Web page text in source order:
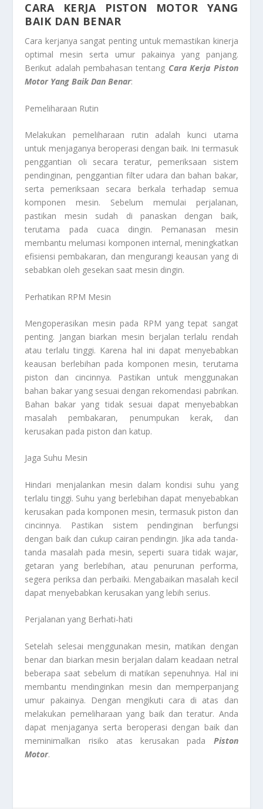
CARA KERJA PISTON MOTOR YANG
BAIK DAN BENAR
Cara kerjanya sangat penting untuk memastikan kinerja
optimal mesin serta umur pakainya yang panjang.
Berikut adalah pembahasan tentang Cara Kerja Piston
Motor Yang Baik Dan Benar:
Pemeliharaan Rutin
Melakukan pemeliharaan rutin adalah kunci utama
untuk menjaganya beroperasi dengan baik. Ini termasuk
penggantian oli secara teratur, pemeriksaan sistem
pendinginan, penggantian filter udara dan bahan bakar,
serta pemeriksaan secara berkala terhadap semua
komponen mesin. Sebelum memulai perjalanan,
pastikan mesin sudah di panaskan dengan baik,
terutama pada cuaca dingin. Pemanasan mesin
membantu melumasi komponen internal, meningkatkan
efisiensi pembakaran, dan mengurangi keausan yang di
sebabkan oleh gesekan saat mesin dingin.
Perhatikan RPM Mesin
Mengoperasikan mesin pada RPM yang tepat sangat
penting. Jangan biarkan mesin berjalan terlalu rendah
atau terlalu tinggi. Karena hal ini dapat menyebabkan
keausan berlebihan pada komponen mesin, terutama
piston dan cincinnya. Pastikan untuk menggunakan
bahan bakar yang sesuai dengan rekomendasi pabrikan.
Bahan bakar yang tidak sesuai dapat menyebabkan
masalah pembakaran, penumpukan kerak, dan
kerusakan pada piston dan katup.
Jaga Suhu Mesin
Hindari menjalankan mesin dalam kondisi suhu yang
terlalu tinggi. Suhu yang berlebihan dapat menyebabkan
kerusakan pada komponen mesin, termasuk piston dan
cincinnya. Pastikan sistem pendinginan berfungsi
dengan baik dan cukup cairan pendingin. Jika ada tanda-
tanda masalah pada mesin, seperti suara tidak wajar,
getaran yang berlebihan, atau penurunan performa,
segera periksa dan perbaiki. Mengabaikan masalah kecil
dapat menyebabkan kerusakan yang lebih serius.
Perjalanan yang Berhati-hati
Setelah selesai menggunakan mesin, matikan dengan
benar dan biarkan mesin berjalan dalam keadaan netral
beberapa saat sebelum di matikan sepenuhnya. Hal ini
membantu mendinginkan mesin dan memperpanjang
umur pakainya. Dengan mengikuti cara di atas dan
melakukan pemeliharaan yang baik dan teratur. Anda
dapat menjaganya serta beroperasi dengan baik dan
meminimalkan risiko atas kerusakan pada Piston
Motor.